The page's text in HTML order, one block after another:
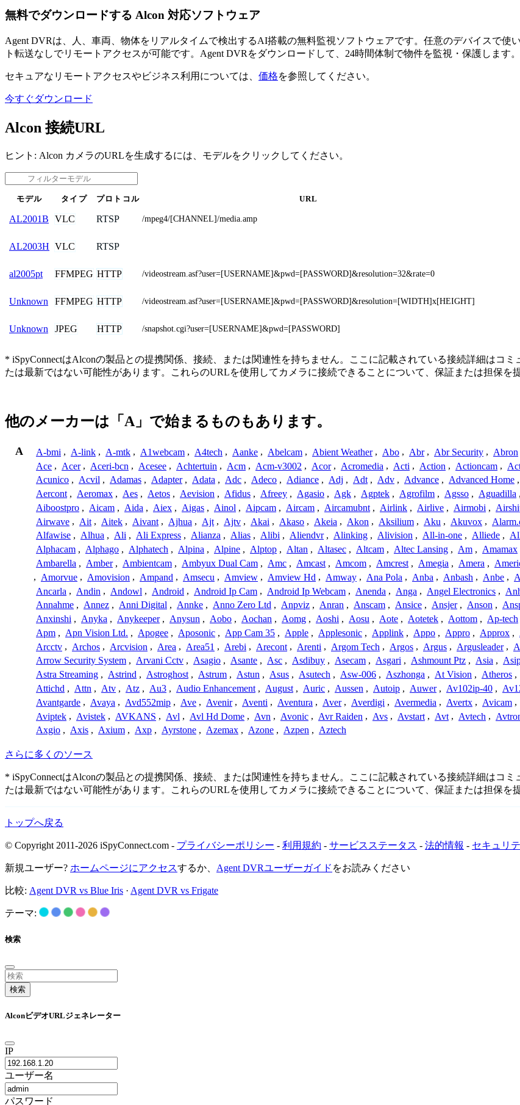
無料でダウンロードする Alcon 対応ソフトウェア
Agent DVRは、人、車両、物体をリアルタイムで検出するAI搭載の無料監視ソフトウェアです。任意のデバイスで
ト転送なしでリモートアクセスが可能です。Agent DVRをダウンロードして、24時間体制で物件を監視・保護します。
セキュアなリモートアクセスやビジネス利用については、 価格を参照してください。
今すぐダウンロード
Alcon 接続URL
ヒント: Alcon カメラのURLを生成するには、モデルをクリックしてください。
モデル タイプ プロトコル URL
AL2001B VLC RTSP /mpeg4/[CHANNEL]/media.amp
AL2003H VLC RTSP
al2005pt FFMPEG HTTP /videostream.asf?user=[USERNAME]&pwd=[PASSWORD]&resolution=32&rate=0
Unknown FFMPEG HTTP /videostream.asf?user=[USERNAME]&pwd=[PASSWORD]&resolution=[WIDTH]x[HEIGHT]
Unknown JPEG HTTP /snapshot.cgi?user=[USERNAME]&pwd=[PASSWORD]
* iSpyConnectはAlconの製品との提携関係、接続、または関連性を持ちません。ここに記載されている接続詳細はコ
たは最新ではない可能性があります。これらのURLを使用してカメラに接続できることについて、保証または担保を
他のメーカーは「A」で始まるものもあります。
A A-bmi , A-link , A-mtk , A1webcam , A4tech , Aanke , Abelcam , Abient Weather , Abo , Abr , Abr Security , Abron
Ace , Acer , Aceri-bcn , Acesee , Achtertuin , Acm , Acm-v3002 , Acor , Acromedia , Acti , Action , Actioncam ,
Acunico , Acvil , Adamas , Adapter , Adata , Adc , Adeco , Adiance , Adj , Adt , Adv , Advance , Advanced Home ,
Aercont , Aeromax , Aes , Aetos , Aevision , Afidus , Afreey , Agasio , Agk , Agptek , Agrofilm , Agsso , Aguadilla ,
Aiboostpro , Aicam , Aida , Aiex , Aigas , Ainol , Aipcam , Aircam , Aircamubnt , Airlink , Airlive , Airmobi ,
Airwave , Ait , Aitek , Aivant , Ajhua , Ajt , Ajtv , Akai , Akaso , Akeia , Akon , Aksilium , Aku , Akuvox ,
Alfawise , Alhua , Ali , Ali Express , Alianza , Alias , Alibi , Aliendvr , Alinking , Alivision , All-in-one , Alliede ,
Alphacam , Alphago , Alphatech , Alpina , Alpine , Alptop , Altan , Altasec , Altcam , Altec Lansing , Am , Amamax
Ambarella , Amber , Ambientcam , Ambyux Dual Cam , Amc , Amcast , Amcom , Amcrest , Amegia , Amera ,
, Amorvue , Amovision , Ampand , Amsecu , Amview , Amview Hd , Amway , Ana Pola , Anba , Anbash , Anbe ,
Ancarla , Andin , Andowl , Android , Android Ip Cam , Android Ip Webcam , Anenda , Anga , Angel Electronics ,
Annahme , Annez , Anni Digital , Annke , Anno Zero Ltd , Anpviz , Anran , Anscam , Ansice , Ansjer , Anson ,
Anxinshi , Anyka , Anykeeper , Anysun , Aobo , Aochan , Aomg , Aoshi , Aosu , Aote , Aotetek , Aottom , Ap-tech
Apm , Apn Vision Ltd. , Apogee , Aposonic , App Cam 35 , Apple , Applesonic , Applink , Appo , Appro , Approx ,
Arcctv , Archos , Arcvision , Area , Area51 , Arebi , Arecont , Arenti , Argom Tech , Argos , Argus , Argusleader ,
Arrow Security System , Arvani Cctv , Asagio , Asante , Asc , Asdibuy , Asecam , Asgari , Ashmount Ptz , Asia ,
Astra Streaming , Astrind , Astroghost , Astrum , Astun , Asus , Asutech , Asw-006 , Aszhonga , At Vision , Atheros ,
Attichd , Attn , Atv , Atz , Au3 , Audio Enhancement , August , Auric , Aussen , Autoip , Auwer , Av102ip-40 ,
Avantgarde , Avaya , Avd552mip , Ave , Avenir , Aventi , Aventura , Aver , Averdigi , Avermedia , Avertx , Avicam ,
Aviptek , Avistek , AVKANS , Avl , Avl Hd Dome , Avn , Avonic , Avr Raiden , Avs , Avstart , Avt , Avtech ,
Axgio , Axis , Axium , Axp , Ayrstone , Azemax , Azone , Azpen , Aztech
さらに多くのソース
* iSpyConnectはAlconの製品との提携関係、接続、または関連性を持ちません。ここに記載されている接続詳細はコ
たは最新ではない可能性があります。これらのURLを使用してカメラに接続できることについて、保証または担保を
トップへ戻る
© Copyright 2011-2026 iSpyConnect.com - プライバシーポリシー - 利用規約 - サービスステータス - 法的情報 - セキュリ
新規ユーザー? ホームページにアクセスするか、 Agent DVRユーザーガイド をお読みください
比較: Agent DVR vs Blue Iris · Agent DVR vs Frigate
テーマ:
検索
検索
AlconビデオURLジェネレーター
IP
ユーザー名
パスワード